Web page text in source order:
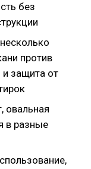
без
против
и защита от
овальная
в разные